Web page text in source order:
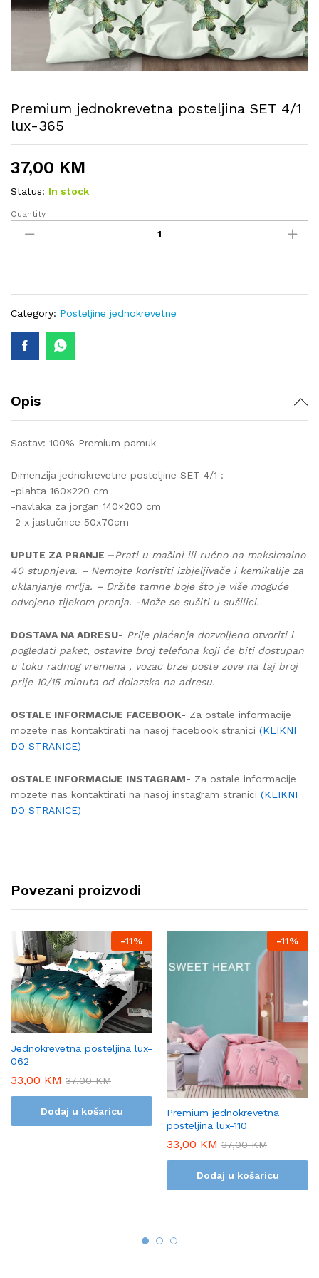
Premium jednokrevetna posteljina SET 4/1
lux-365
37,00 KM
Status: In stock
Premium
jednokrevetna
posteljina
lux-
365
Quantity
Category: Posteljine jednokrevetne
Opis
Sastav: 100% Premium pamuk
Dimenzija jednokrevetne posteljine SET 4/1 :
-plahta 160×220 cm
-navlaka za jorgan 140×200 cm
-2 x jastučnice 50x70cm
UPUTE ZA PRANJE –Prati u mašini ili ručno na maksimalno
40 stupnjeva. – Nemojte koristiti izbjeljivače i kemikalije za
uklanjanje mrlja. – Držite tamne boje što je više moguće
odvojeno tijekom pranja. -Može se sušiti u sušilici.
DOSTAVA NA ADRESU- Prije plaćanja dozvoljeno otvoriti i
pogledati paket, ostavite broj telefona koji će biti dostupan
u toku radnog vremena , vozac brze poste zove na taj broj
prije 10/15 minuta od dolazska na adresu.
OSTALE INFORMACIJE FACEBOOK- Za ostale informacije
mozete nas kontaktirati na nasoj facebook stranici (KLIKNI
DO STRANICE)
OSTALE INFORMACIJE INSTAGRAM- Za ostale informacije
mozete nas kontaktirati na nasoj instagram stranici (KLIKNI
DO STRANICE)
Povezani proizvodi
-11%
Jednokrevetna posteljina lux-
062
33,00 KM 37,00KM
Dodaj u košaricu
-11%
Premium jednokrevetna
posteljina lux-110
33,00 KM 37,00KM
Dodaj u košaricu